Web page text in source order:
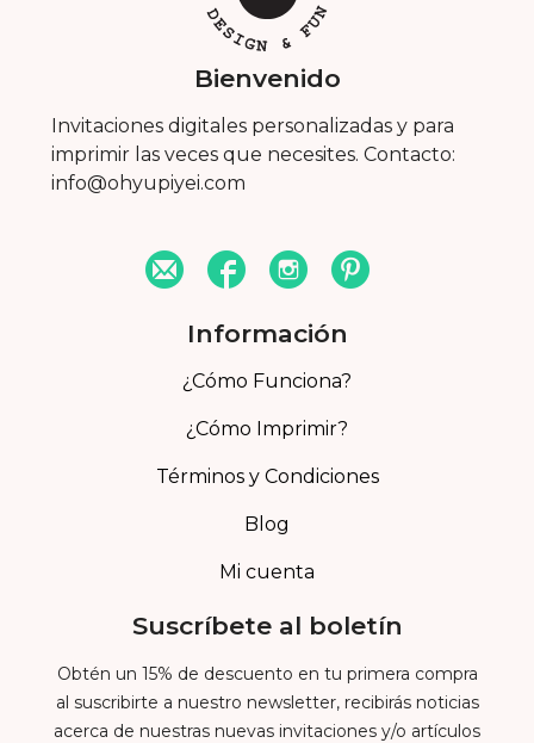
Bienvenido
Invitaciones digitales personalizadas y para
imprimir las veces que necesites. Contacto:
info@ohyupiyei.com
Información
¿Cómo Funciona?
¿Cómo Imprimir?
Términos y Condiciones
Blog
Mi cuenta
Suscríbete al boletín
Obtén un 15% de descuento en tu primera compra
al suscribirte a nuestro newsletter, recibirás noticias
acerca de nuestras nuevas invitaciones y/o artículos